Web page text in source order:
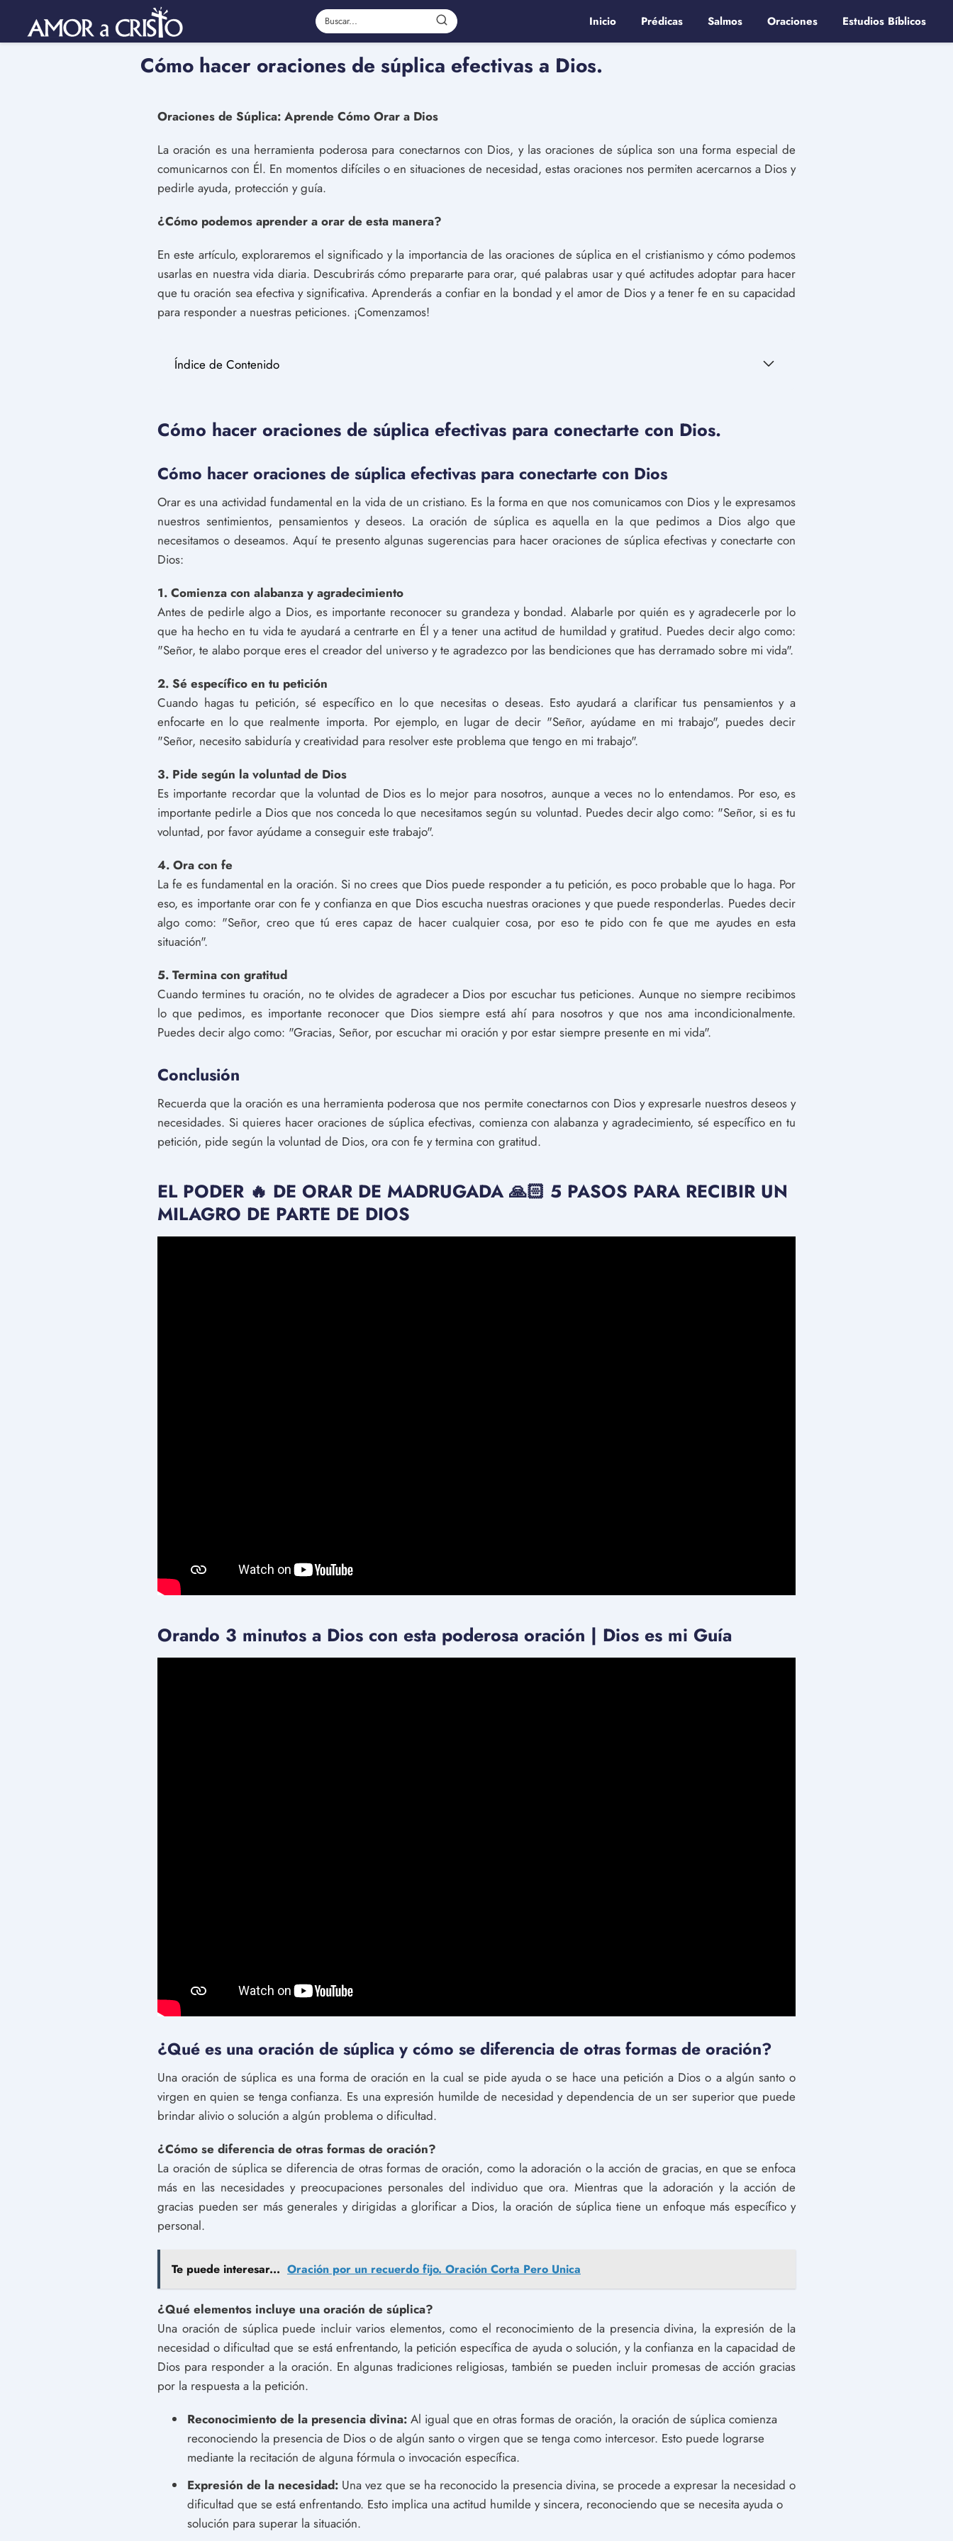
Inicio Prédicas Salmos Oraciones Estudios Bíblicos
Cómo hacer oraciones de súplica efectivas a Dios.
Oraciones de Súplica: Aprende Cómo Orar a Dios
La oración es una herramienta poderosa para conectarnos con Dios, y las oraciones de súplica son una forma especial de
comunicarnos con Él. En momentos difíciles o en situaciones de necesidad, estas oraciones nos permiten acercarnos a Dios y
pedirle ayuda, protección y guía.
¿Cómo podemos aprender a orar de esta manera?
En este artículo, exploraremos el significado y la importancia de las oraciones de súplica en el cristianismo y cómo podemos
usarlas en nuestra vida diaria. Descubrirás cómo prepararte para orar, qué palabras usar y qué actitudes adoptar para hacer
que tu oración sea efectiva y significativa. Aprenderás a confiar en la bondad y el amor de Dios y a tener fe en su capacidad
para responder a nuestras peticiones. ¡Comenzamos!
Índice de Contenido
Cómo hacer oraciones de súplica efectivas para conectarte con Dios.
Cómo hacer oraciones de súplica efectivas para conectarte con Dios
Orar es una actividad fundamental en la vida de un cristiano. Es la forma en que nos comunicamos con Dios y le expresamos
nuestros sentimientos, pensamientos y deseos. La oración de súplica es aquella en la que pedimos a Dios algo que
necesitamos o deseamos. Aquí te presento algunas sugerencias para hacer oraciones de súplica efectivas y conectarte con
Dios:
1. Comienza con alabanza y agradecimiento
Antes de pedirle algo a Dios, es importante reconocer su grandeza y bondad. Alabarle por quién es y agradecerle por lo
que ha hecho en tu vida te ayudará a centrarte en Él y a tener una actitud de humildad y gratitud. Puedes decir algo como:
"Señor, te alabo porque eres el creador del universo y te agradezco por las bendiciones que has derramado sobre mi vida".
2. Sé específico en tu petición
Cuando hagas tu petición, sé específico en lo que necesitas o deseas. Esto ayudará a clarificar tus pensamientos y a
enfocarte en lo que realmente importa. Por ejemplo, en lugar de decir "Señor, ayúdame en mi trabajo", puedes decir
"Señor, necesito sabiduría y creatividad para resolver este problema que tengo en mi trabajo".
3. Pide según la voluntad de Dios
Es importante recordar que la voluntad de Dios es lo mejor para nosotros, aunque a veces no lo entendamos. Por eso, es
importante pedirle a Dios que nos conceda lo que necesitamos según su voluntad. Puedes decir algo como: "Señor, si es tu
voluntad, por favor ayúdame a conseguir este trabajo".
4. Ora con fe
La fe es fundamental en la oración. Si no crees que Dios puede responder a tu petición, es poco probable que lo haga. Por
eso, es importante orar con fe y confianza en que Dios escucha nuestras oraciones y que puede responderlas. Puedes decir
algo como: "Señor, creo que tú eres capaz de hacer cualquier cosa, por eso te pido con fe que me ayudes en esta
situación".
5. Termina con gratitud
Cuando termines tu oración, no te olvides de agradecer a Dios por escuchar tus peticiones. Aunque no siempre recibimos
lo que pedimos, es importante reconocer que Dios siempre está ahí para nosotros y que nos ama incondicionalmente.
Puedes decir algo como: "Gracias, Señor, por escuchar mi oración y por estar siempre presente en mi vida".
Conclusión
Recuerda que la oración es una herramienta poderosa que nos permite conectarnos con Dios y expresarle nuestros deseos y
necesidades. Si quieres hacer oraciones de súplica efectivas, comienza con alabanza y agradecimiento, sé específico en tu
petición, pide según la voluntad de Dios, ora con fe y termina con gratitud.
EL PODER 🔥 DE ORAR DE MADRUGADA 🙏🏻 5 PASOS PARA RECIBIR UN
MILAGRO DE PARTE DE DIOS
Orando 3 minutos a Dios con esta poderosa oración | Dios es mi Guía
¿Qué es una oración de súplica y cómo se diferencia de otras formas de oración?
Una oración de súplica es una forma de oración en la cual se pide ayuda o se hace una petición a Dios o a algún santo o
virgen en quien se tenga confianza. Es una expresión humilde de necesidad y dependencia de un ser superior que puede
brindar alivio o solución a algún problema o dificultad.
¿Cómo se diferencia de otras formas de oración?
La oración de súplica se diferencia de otras formas de oración, como la adoración o la acción de gracias, en que se enfoca
más en las necesidades y preocupaciones personales del individuo que ora. Mientras que la adoración y la acción de
gracias pueden ser más generales y dirigidas a glorificar a Dios, la oración de súplica tiene un enfoque más específico y
personal.
Te puede interesar... Oración por un recuerdo fijo. Oración Corta Pero Unica
¿Qué elementos incluye una oración de súplica?
Una oración de súplica puede incluir varios elementos, como el reconocimiento de la presencia divina, la expresión de la
necesidad o dificultad que se está enfrentando, la petición específica de ayuda o solución, y la confianza en la capacidad de
Dios para responder a la oración. En algunas tradiciones religiosas, también se pueden incluir promesas de acción gracias
por la respuesta a la petición.
Reconocimiento de la presencia divina: Al igual que en otras formas de oración, la oración de súplica comienza
reconociendo la presencia de Dios o de algún santo o virgen que se tenga como intercesor. Esto puede lograrse
mediante la recitación de alguna fórmula o invocación específica.
Expresión de la necesidad: Una vez que se ha reconocido la presencia divina, se procede a expresar la necesidad o
dificultad que se está enfrentando. Esto implica una actitud humilde y sincera, reconociendo que se necesita ayuda o
solución para superar la situación.